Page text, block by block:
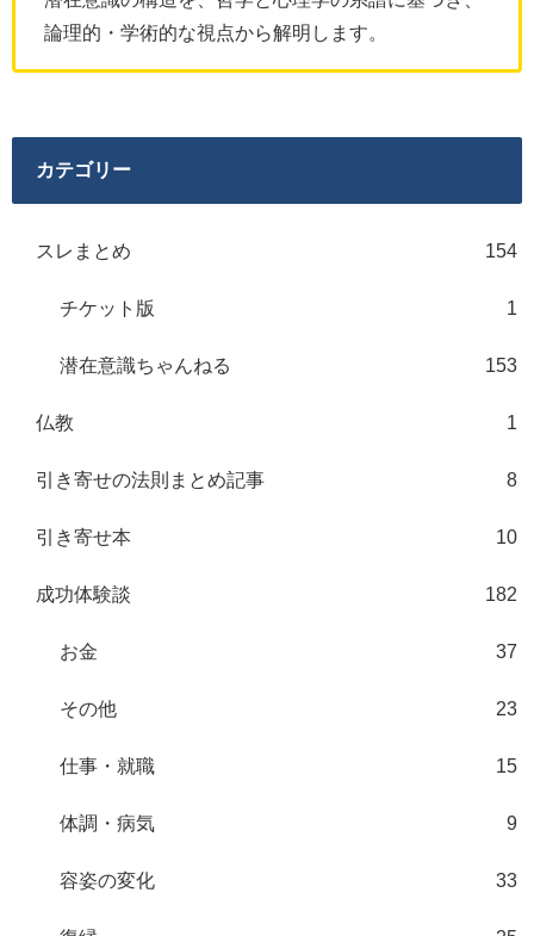
論理的・学術的な視点から解明します。
カテゴリー
スレまとめ 154
チケット版 1
潜在意識ちゃんねる 153
仏教 1
引き寄せの法則まとめ記事 8
引き寄せ本 10
成功体験談 182
お金 37
その他 23
仕事・就職 15
体調・病気 9
容姿の変化 33